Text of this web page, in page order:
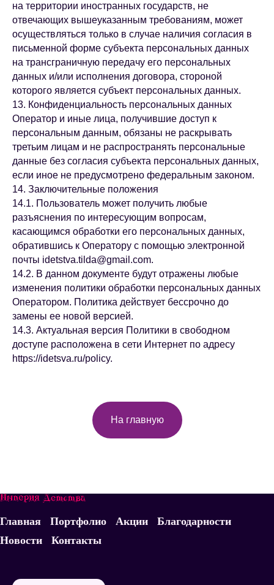
на территории иностранных государств, не
отвечающих вышеуказанным требованиям, может
осуществляться только в случае наличия согласия в
письменной форме субъекта персональных данных
на трансграничную передачу его персональных
данных и/или исполнения договора, стороной
которого является субъект персональных данных.
13. Конфиденциальность персональных данных
Оператор и иные лица, получившие доступ к
персональным данным, обязаны не раскрывать
третьим лицам и не распространять персональные
данные без согласия субъекта персональных данных,
если иное не предусмотрено федеральным законом.
14. Заключительные положения
14.1. Пользователь может получить любые
разъяснения по интересующим вопросам,
касающимся обработки его персональных данных,
обратившись к Оператору с помощью электронной
почты idetstva.tilda@gmail.com.
14.2. В данном документе будут отражены любые
изменения политики обработки персональных данных
Оператором. Политика действует бессрочно до
замены ее новой версией.
14.3. Актуальная версия Политики в свободном
доступе расположена в сети Интернет по адресу
https://idetsva.ru/policy.
На главную
Главная Портфолио Акции
Благодарности
Новости
Контакты